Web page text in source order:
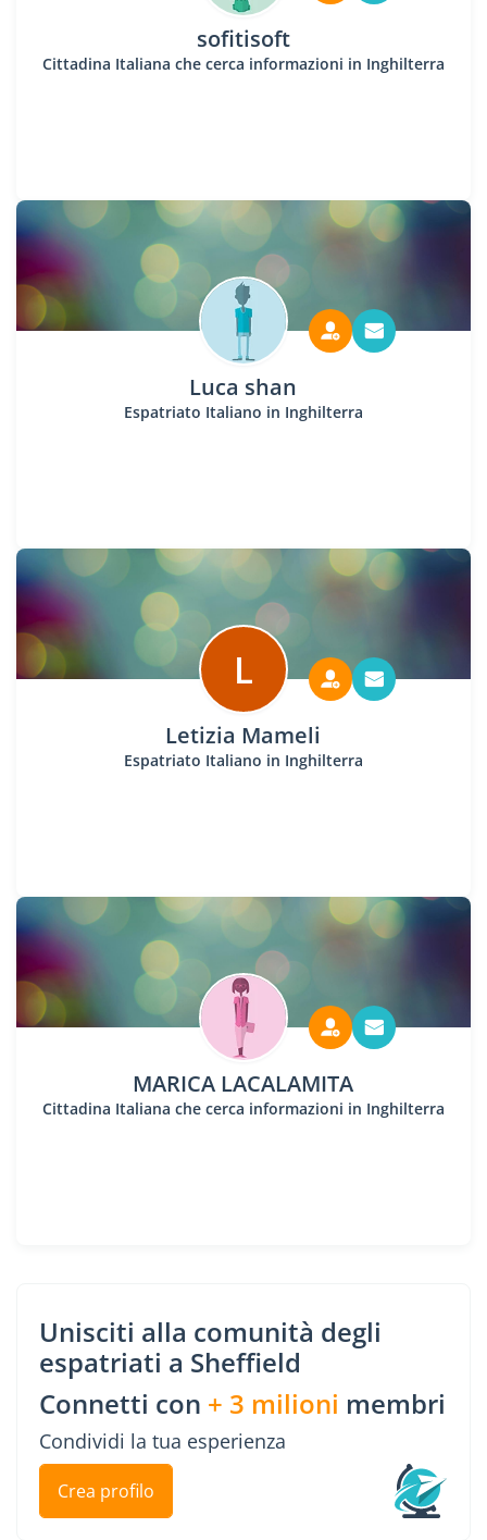
sofitisoft
Cittadina Italiana che cerca informazioni in Inghilterra
Luca shan
Espatriato Italiano in Inghilterra
L
Letizia Mameli
Espatriato Italiano in Inghilterra
MARICA LACALAMITA
Cittadina Italiana che cerca informazioni in Inghilterra
Unisciti alla comunità degli
espatriati a Sheffield
Connetti con + 3 milioni membri
Condividi la tua esperienza
Crea profilo